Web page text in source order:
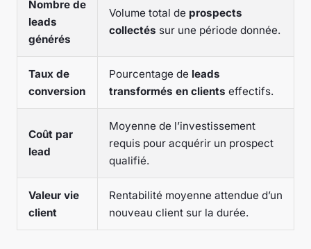
Nombre de
leads
générés
Volume total de prospects
collectés sur une période donnée.
Taux de
conversion
Pourcentage de leads
transformés en clients effectifs.
Coût par
lead
Moyenne de l’investissement
requis pour acquérir un prospect
qualifié.
Valeur vie
client
Rentabilité moyenne attendue d’un
nouveau client sur la durée.